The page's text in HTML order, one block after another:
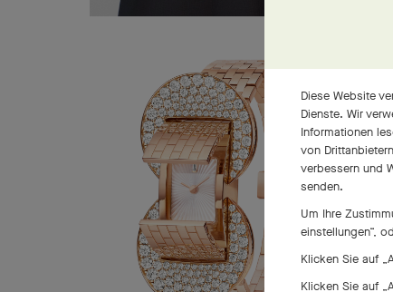
Diese Website
Dienste. Wir
Informationen
von
verbessern und
senden.
Um Ihre
einstellungen“,
Klicken Sie auf
Klicken Sie auf